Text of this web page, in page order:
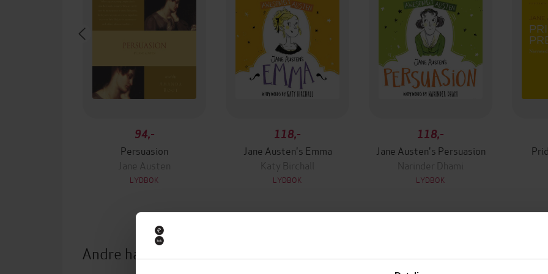
94,-
Persuasion
Jane Austen
LYDBOK
118,-
Jane Austen's Emma
Katy Birchall
LYDBOK
118,-
Jane Austen's Persuasion
Narinder Dhami
LYDBOK
Andre har også kjøpt